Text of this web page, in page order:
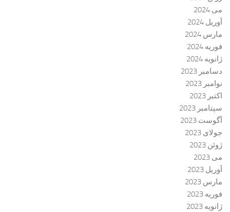
می 2024
آوریل 2024
مارس 2024
فوریه 2024
ژانویه 2024
دسامبر 2023
نوامبر 2023
اکتبر 2023
سپتامبر 2023
آگوست 2023
جولای 2023
ژوئن 2023
می 2023
آوریل 2023
مارس 2023
فوریه 2023
ژانویه 2023